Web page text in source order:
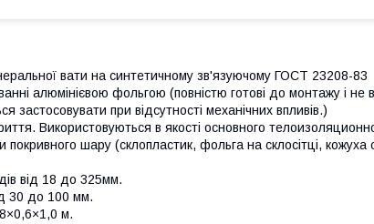
вати на синтетичному зв'язуючому ГОСТ 23208-83
алюмінієвою фольгою (повністю готові до монтажу і не
застосовувати при відсутності механічних впливів.)
Використовуються в якості основного
покривного шару (склопластик, фольга на склосітці,
від 18 до 325мм.
30 до 100 мм.
м.